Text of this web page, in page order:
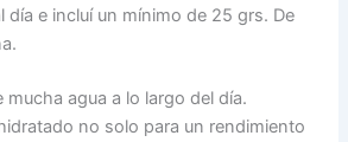
día e incluí un mínimo de 25 grs. De
mucha agua a lo largo del día.
no solo para un rendimiento